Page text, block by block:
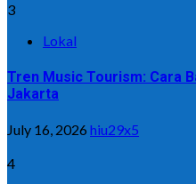
3
Lokal
Tren Music Tourism: Cara
Jakarta
July 16, 2026 hiu29x5
4